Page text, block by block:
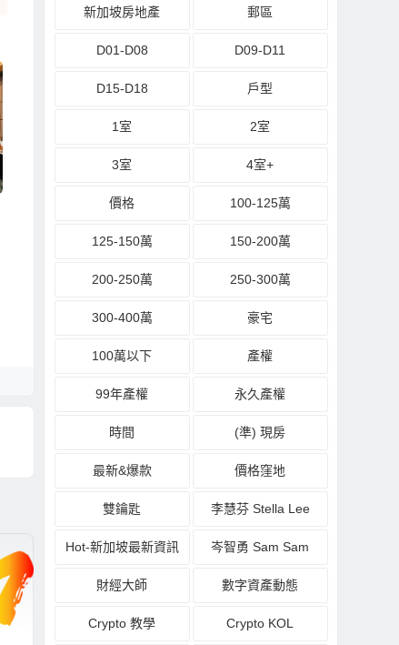
新加坡房地產 郵區
D01-D08 D09-D11
D15-D18 戶型
1室 2室
3室 4室+
價格 100-125萬
125-150萬 150-200萬
200-250萬 250-300萬
300-400萬 豪宅
100萬以下 產權
99年產權 永久產權
時間 (準) 現房
最新&爆款 價格窪地
雙鑰匙 李慧芬 Stella Lee
Hot-新加坡最新資訊 岑智勇 Sam Sam
財經大師 數字資產動態
Crypto 教學 Crypto KOL